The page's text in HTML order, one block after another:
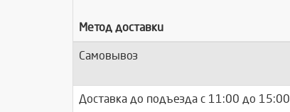
Метод доставки
Самовывоз
Доставка до подъезда c 11:00 до 15:00